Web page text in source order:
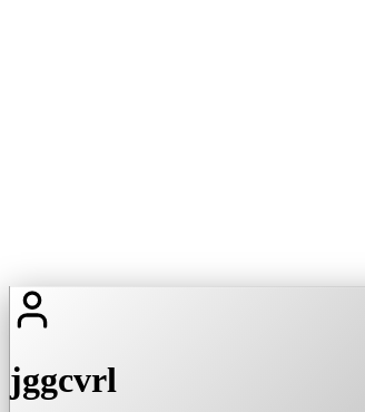
jggcvrl